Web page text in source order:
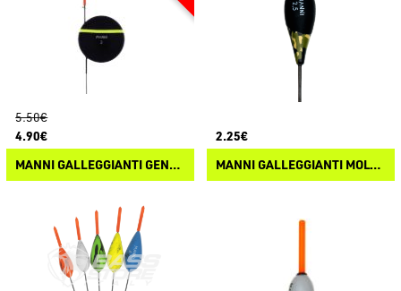
5.50€
4.90€
MANNI GALLEGGIANTI GENOA EVA
2.25€
MANNI GALLEGGIANTI MOLVENO